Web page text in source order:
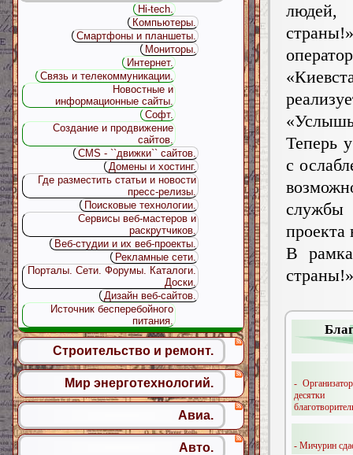
-
- Мичурин
оператор
Теперь
с
проекта
В
Hi-tech.
Компьютеры.
Смартфоны и планшеты.
Мониторы.
Интернет.
Связь и телекоммуникации.
Новостные и
информационные сайты.
Софт.
Создание и продвижение
сайтов.
CMS - ``движки`` сайтов.
Домены и хостинг.
Где разместить статьи и новости
пресс-релизы.
Поисковые технологии.
Сервисы веб-мастеров и
раскрутчиков.
Веб-студии и их веб-проекты.
Рекламные сети.
Порталы. Сети. Форумы. Каталоги.
Доски.
Дизайн веб-сайтов.
Источник бесперебойного
питания.
Строительство и ремонт.
Мир энерготехнологий.
Авиа.
Авто.